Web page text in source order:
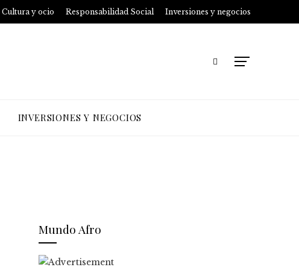
Cultura y ocio Responsabilidad Social Inversiones y negocios
INVERSIONES Y NEGOCIOS
Mundo Afro